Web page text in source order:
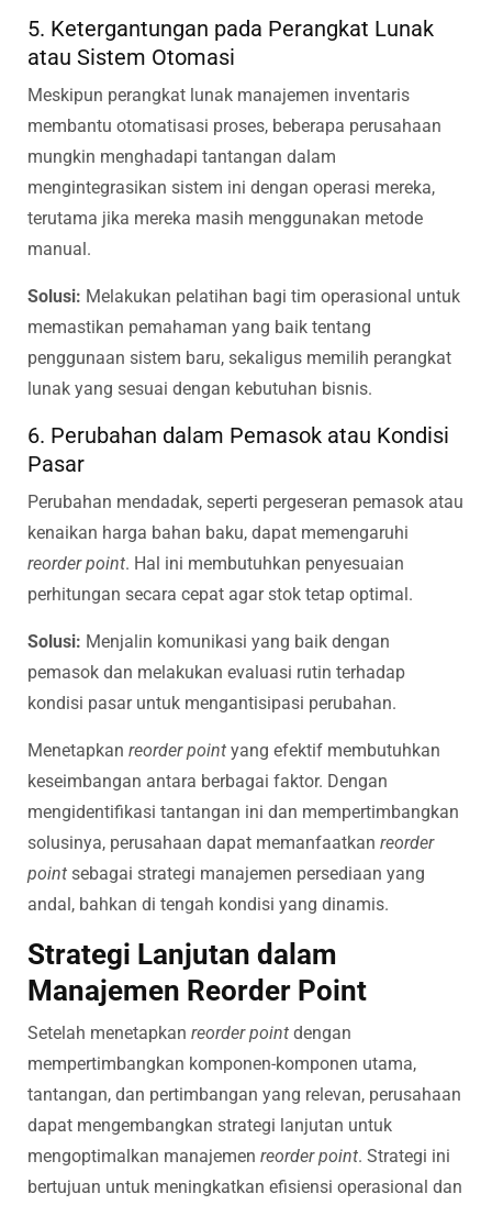
5. Ketergantungan pada Perangkat Lunak
atau Sistem Otomasi
Meskipun perangkat lunak manajemen inventaris
membantu otomatisasi proses, beberapa perusahaan
mungkin menghadapi tantangan dalam
mengintegrasikan sistem ini dengan operasi mereka,
terutama jika mereka masih menggunakan metode
manual.
Solusi: Melakukan pelatihan bagi tim operasional untuk
memastikan pemahaman yang baik tentang
penggunaan sistem baru, sekaligus memilih perangkat
lunak yang sesuai dengan kebutuhan bisnis.
6. Perubahan dalam Pemasok atau Kondisi
Pasar
Perubahan mendadak, seperti pergeseran pemasok atau
kenaikan harga bahan baku, dapat memengaruhi
reorder point. Hal ini membutuhkan penyesuaian
perhitungan secara cepat agar stok tetap optimal.
Solusi: Menjalin komunikasi yang baik dengan
pemasok dan melakukan evaluasi rutin terhadap
kondisi pasar untuk mengantisipasi perubahan.
Menetapkan reorder point yang efektif membutuhkan
keseimbangan antara berbagai faktor. Dengan
mengidentifikasi tantangan ini dan mempertimbangkan
solusinya, perusahaan dapat memanfaatkan reorder
point sebagai strategi manajemen persediaan yang
andal, bahkan di tengah kondisi yang dinamis.
Strategi Lanjutan dalam
Manajemen Reorder Point
Setelah menetapkan reorder point dengan
mempertimbangkan komponen-komponen utama,
tantangan, dan pertimbangan yang relevan, perusahaan
dapat mengembangkan strategi lanjutan untuk
mengoptimalkan manajemen reorder point. Strategi ini
bertujuan untuk meningkatkan efisiensi operasional dan